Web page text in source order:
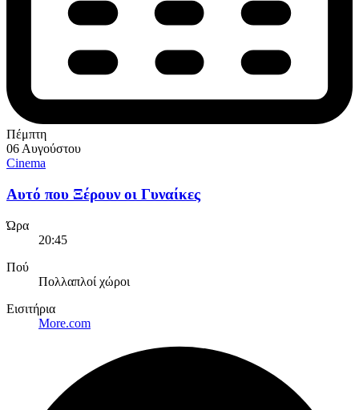
Πέμπτη
06 Αυγούστου
Cinema
Αυτό που Ξέρουν οι Γυναίκες
Ώρα
20:45
Πού
Πολλαπλοί χώροι
Εισιτήρια
More.com